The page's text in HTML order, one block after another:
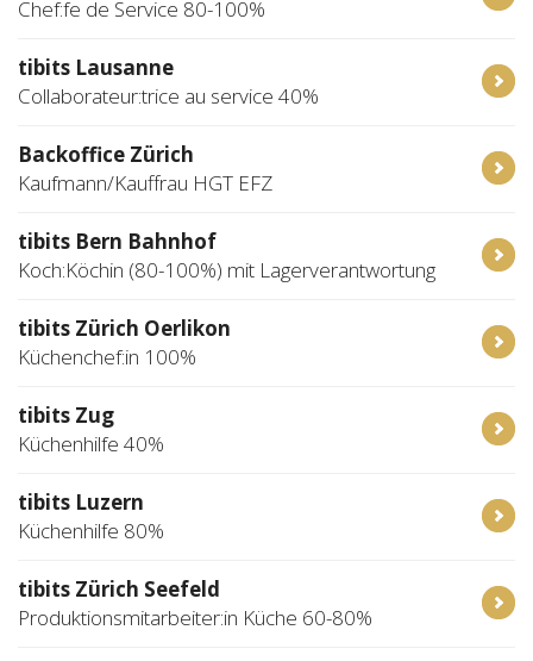
Chef:fe de Service 80-100%
tibits Lausanne
Collaborateur:trice au service 40%
Backoffice Zürich
Kaufmann/Kauffrau HGT EFZ
tibits Bern Bahnhof
Koch:Köchin (80-100%) mit Lagerverantwortung
tibits Zürich Oerlikon
Küchenchef:in 100%
tibits Zug
Küchenhilfe 40%
tibits Luzern
Küchenhilfe 80%
tibits Zürich Seefeld
Produktionsmitarbeiter:in Küche 60-80%